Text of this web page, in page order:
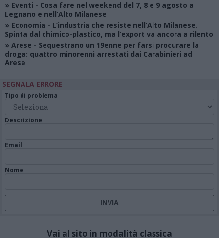
» Eventi - Cosa fare nel weekend del 7, 8 e 9 agosto a
Legnano e nell’Alto Milanese
» Economia - L’industria che resiste nell’Alto Milanese.
Spinta dal chimico-plastico, ma l’export va ancora a rilento
» Arese - Sequestrano un 19enne per farsi procurare la
droga: quattro minorenni arrestati dai Carabinieri ad
Arese
SEGNALA ERRORE
Tipo di problema
Descrizione
Email
Nome
Vai al sito in modalità classica